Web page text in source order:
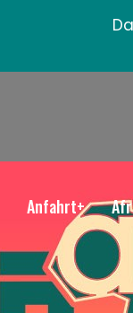
Anfahrt+